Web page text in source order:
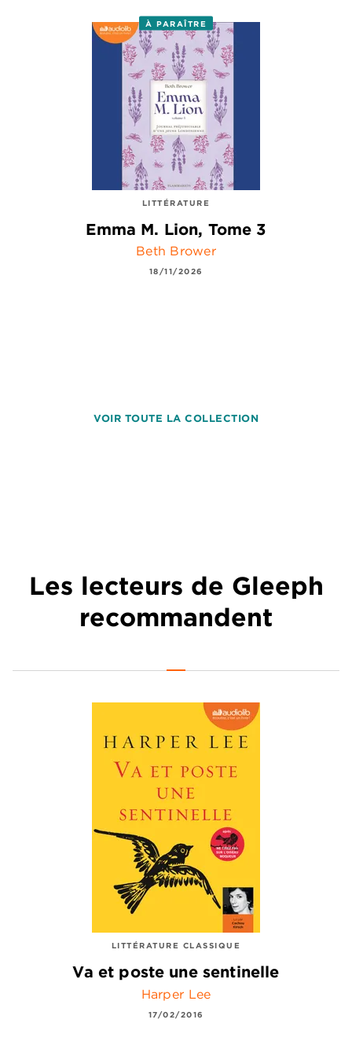
À PARAÎTRE
LITTÉRATURE
Emma M. Lion, Tome 3
Beth Brower
18/11/2026
VOIR TOUTE LA COLLECTION
Les lecteurs de Gleeph
recommandent
LITTÉRATURE CLASSIQUE
Va et poste une sentinelle
Harper Lee
17/02/2016